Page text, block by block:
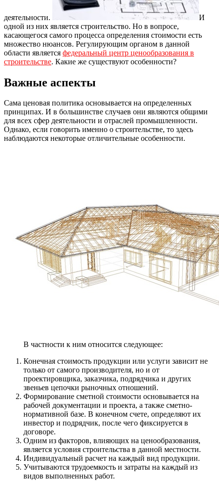
деятельности.
И
одной из них является строительство. Но в вопросе,
касающегося самого процесса определения стоимости есть
множество нюансов. Регулирующим органом в данной
области является федеральный центр ценообразования в
строительстве. Какие же существуют особенности?
Важные аспекты
Сама ценовая политика основывается на определенных
принципах. И в большинстве случаев они являются общими
для всех сфер деятельности и отраслей промышленности.
Однако, если говорить именно о строительстве, то здесь
наблюдаются некоторые отличительные особенности.
В частности к ним относится следующее:
Конечная стоимость продукции или услуги зависит не
только от самого производителя, но и от
проектировщика, заказчика, подрядчика и других
звеньев цепочки рыночных отношений.
Формирование сметной стоимости основывается на
рабочей документации и проекта, а также сметно-
нормативной базе. В конечном счете, определяют их
инвестор и подрядчик, после чего фиксируется в
договоре.
Одним из факторов, влияющих на ценообразования,
является условия строительства в данной местности.
Индивидуальный расчет на каждый вид продукции.
Учитываются трудоемкость и затраты на каждый из
видов выполненных работ.